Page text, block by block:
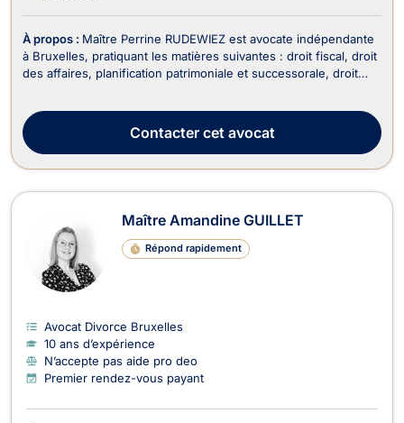
À propos : Maître Perrine RUDEWIEZ est avocate indépendante
à Bruxelles, pratiquant les matières suivantes : droit fiscal, droit
des affaires, planification patrimoniale et successorale, droit
service de ses clients pou...
Contactercet avocat
Maître Amandine GUILLET
Répond rapidement
Avocat Divorce Bruxelles
10 ans d’expérience
N’accepte pas aide pro deo
Premier rendez-vous payant